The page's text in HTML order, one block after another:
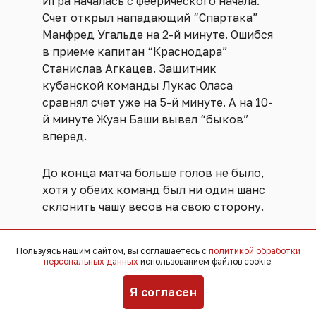
Счет открыл нападающий “Спартака”
Манфред Угальде на 2-й минуте. Ошибся
в приеме капитан “Краснодара”
Станислав Агкацев. Защитник
кубанской команды Лукас Оласа
сравнял счет уже на 5-й минуте. А на 10-
й минуте Жуан Баши вывел “быков”
вперед.
До конца матча больше голов не было,
хотя у обеих команд был ни один шанс
склонить чашу весов на свою сторону.
По итогам матча “Краснодар”
заработал три очка и вышел на первую
строчку в турнирной таблице РПЛ.
Пользуясь нашим сайтом, вы соглашаетесь с политикой обработки
персональных данных использованием файлов cookie.
Я согласен